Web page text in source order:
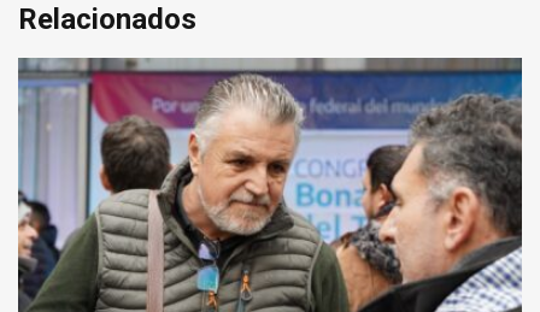
Relacionados